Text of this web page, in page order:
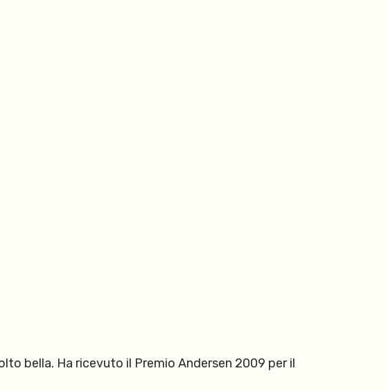
bella. Ha ricevuto il Premio Andersen 2009 per il